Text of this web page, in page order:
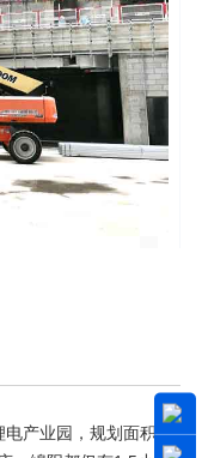
产业园，规划面积